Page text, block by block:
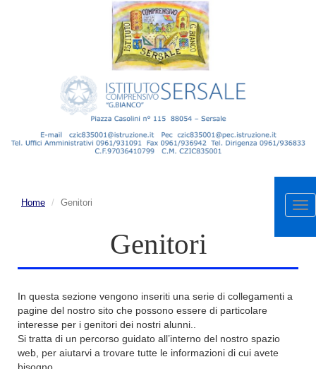
Home Genitori
Genitori
In questa sezione vengono inseriti una serie di collegamenti a
pagine del nostro sito che possono essere di particolare
interesse per i genitori dei nostri alunni..
Si tratta di un percorso guidato all’interno del nostro spazio
web, per aiutarvi a trovare tutte le informazioni di cui avete